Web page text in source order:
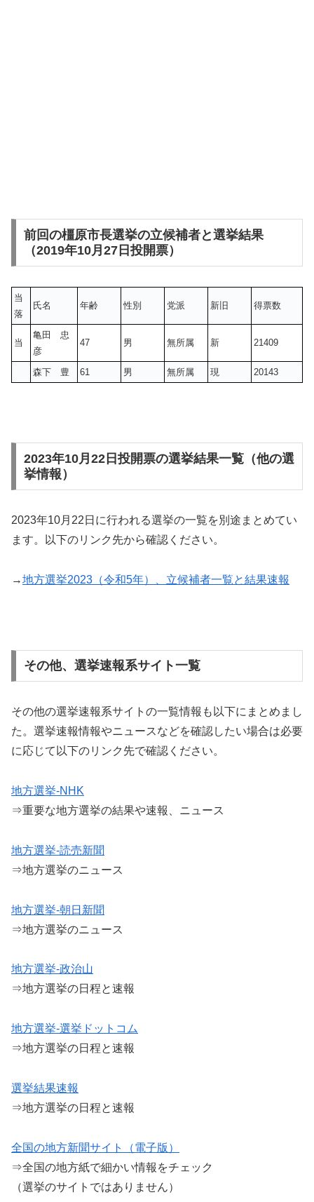
前回の橿原市長選挙の立候補者と選挙結果
（2019年10月27日投開票）
当
落
氏名 年齢 性別 党派 新旧 得票数
当
亀田 忠
彦
47 男 無所属 新 21409
森下 豊 61 男 無所属 現 20143
2023年10月22日投開票の選挙結果一覧（他の選
挙情報）
2023年10月22日に行われる選挙の一覧を別途まとめてい
ます。以下のリンク先から確認ください。
→地方選挙2023（令和5年）、立候補者一覧と結果速報
その他、選挙速報系サイト一覧
その他の選挙速報系サイトの一覧情報も以下にまとめまし
た。選挙速報情報やニュースなどを確認したい場合は必要
に応じて以下のリンク先で確認ください。
地方選挙-NHK
⇒重要な地方選挙の結果や速報、ニュース
地方選挙-読売新聞
⇒地方選挙のニュース
地方選挙-朝日新聞
⇒地方選挙のニュース
地方選挙-政治山
⇒地方選挙の日程と速報
地方選挙-選挙ドットコム
⇒地方選挙の日程と速報
選挙結果速報
⇒地方選挙の日程と速報
全国の地方新聞サイト（電子版）
⇒全国の地方紙で細かい情報をチェック
（選挙のサイトではありません）